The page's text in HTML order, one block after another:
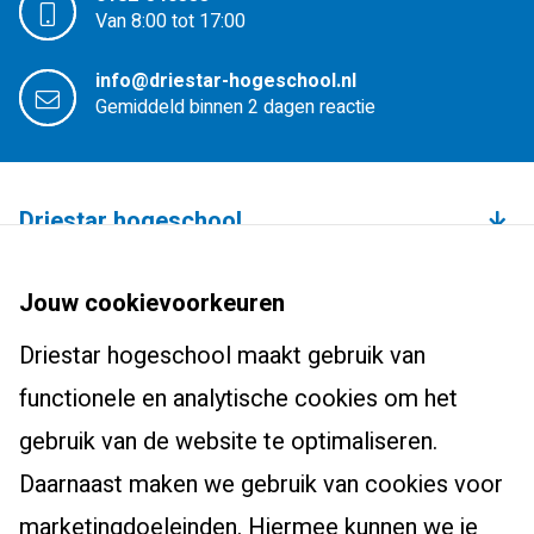
Van 8:00 tot 17:00
info@driestar-hogeschool.nl
Gemiddeld binnen 2 dagen reactie
Driestar hogeschool
Studium Generale
Studentenhuisvesting
Onderzoekscentrum
Werken bij Driestar hogeschool
Contact
Bachelors
Leraar basisonderwijs (pabo)
Leraar voortgezet onderwijs
Pedagogiek
Studiekeuzehulp
Masters, Ad en post-hbo
Ad-PEP
Post-hbo-opleidingen
Masters
Voor studenten
Info werkplekleren
Bibliotheek
Overstappen naar het onderwijs?
Jouw cookievoorkeuren
Driestar hogeschool maakt gebruik van
functionele en analytische cookies om het
gebruik van de website te optimaliseren.
Daarnaast maken we gebruik van cookies voor
marketingdoeleinden. Hiermee kunnen we je